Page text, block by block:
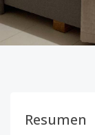
Resumen